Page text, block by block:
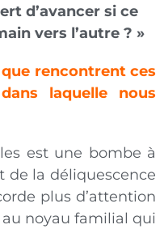
d’avancer si ce
vers l’autre ? »
rencontrent ces
laquelle nous
est une bombe à
de la déliquescence
plus d’attention
au noyau familial qui